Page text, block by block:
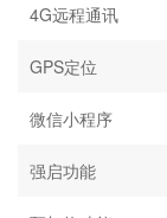
4G远程通讯
GPS定位
微信小程序
强启功能